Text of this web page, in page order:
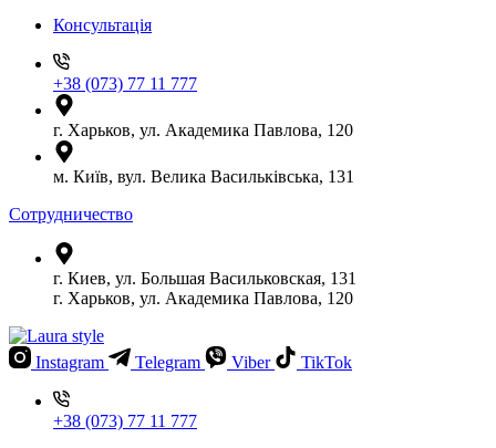
Консультація
+38 (073) 77 11 777
г. Харьков, ул. Академика Павлова, 120
м. Київ, вул. Велика Васильківська, 131
Сотрудничество
г. Киев, ул. Большая Васильковская, 131
г. Харьков, ул. Академика Павлова, 120
Instagram Telegram Viber TikTok
+38 (073) 77 11 777